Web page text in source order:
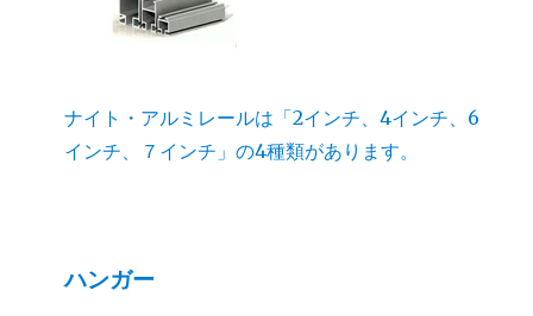
ナイト・アルミレールは「2インチ、4インチ、6
インチ、７インチ」の4種類があります。
ハンガー